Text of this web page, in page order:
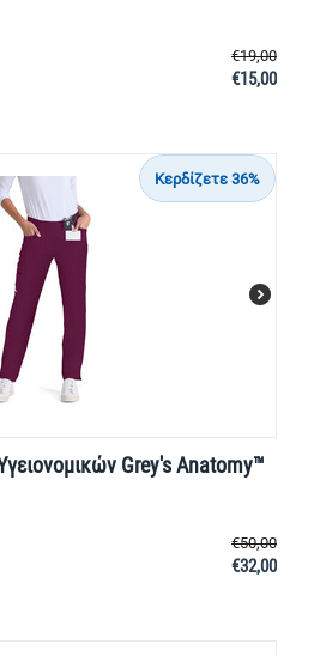
€19,00
€15,00
Κερδίζετε 36%
Grey's Anatomy™
€50,00
€32,00